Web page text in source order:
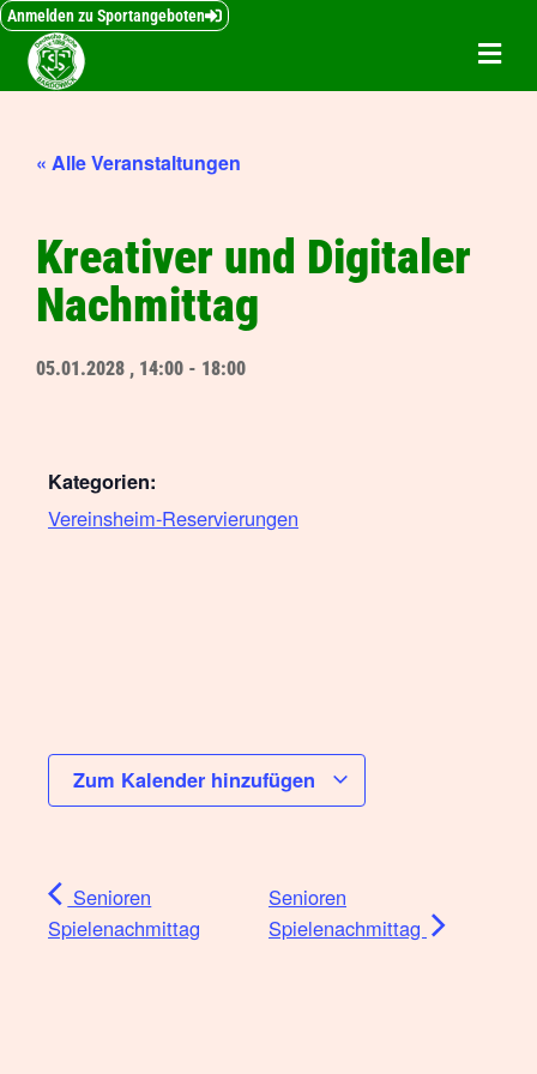
springen
Zum
Inhalt
springen
Anmelden zu Sportangeboten
« Alle Veranstaltungen
Kreativer und Digitaler
Nachmittag
05.01.2028 , 14:00 - 18:00
Kategorien:
Vereinsheim-Reservierungen
Zum Kalender hinzufügen
Senioren
Spielenachmittag
Senioren
Spielenachmittag